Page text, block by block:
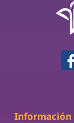
Información